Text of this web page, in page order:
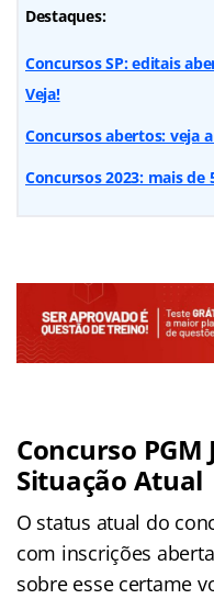
Destaques:
Concursos SP: editais
Veja!
Concursos abertos: veja
Concursos 2023: mais de
Concurso PGM
Situação Atual
O status atual do
com inscrições
sobre esse certame